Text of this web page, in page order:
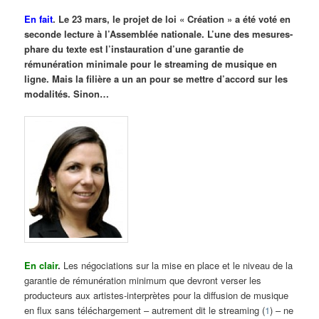
En fait. Le 23 mars, le projet de loi « Création » a été voté en
seconde lecture à l’Assemblée nationale. L’une des mesures-
phare du texte est l’instauration d’une garantie de
rémunération minimale pour le streaming de musique en
ligne. Mais la filière a un an pour se mettre d’accord sur les
modalités. Sinon…
En clair. Les négociations sur la mise en place et le niveau de la
garantie de rémunération minimum que devront verser les
producteurs aux artistes-interprètes pour la diffusion de musique
en flux sans téléchargement – autrement dit le streaming (1) – ne